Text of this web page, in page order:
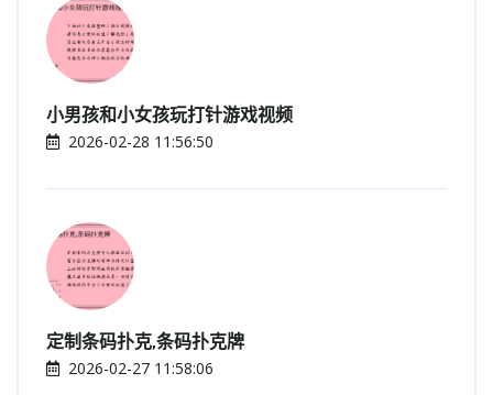
小男孩和小女孩玩打针游戏视频
2026-02-28 11:56:50
定制条码扑克,条码扑克牌
2026-02-27 11:58:06